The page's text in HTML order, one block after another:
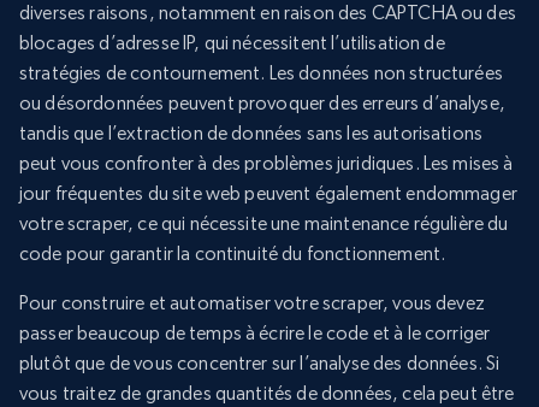
diverses raisons, notamment en raison des CAPTCHA ou des
blocages d’adresse IP, qui nécessitent l’utilisation de
stratégies de contournement. Les données non structurées
ou désordonnées peuvent provoquer des erreurs d’analyse,
tandis que l’extraction de données sans les autorisations
peut vous confronter à des problèmes juridiques. Les mises à
jour fréquentes du site web peuvent également endommager
votre scraper, ce qui nécessite une maintenance régulière du
code pour garantir la continuité du fonctionnement.
Pour construire et automatiser votre scraper, vous devez
passer beaucoup de temps à écrire le code et à le corriger
plutôt que de vous concentrer sur l’analyse des données. Si
vous traitez de grandes quantités de données, cela peut être